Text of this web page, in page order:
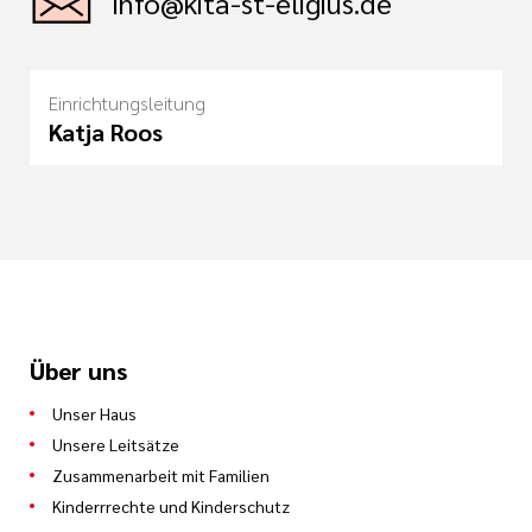
Einrichtungsleitung
Katja Roos
Über uns
Unser Haus
Unsere Leitsätze
Zusammenarbeit mit Familien
Kinderrrechte und Kinderschutz